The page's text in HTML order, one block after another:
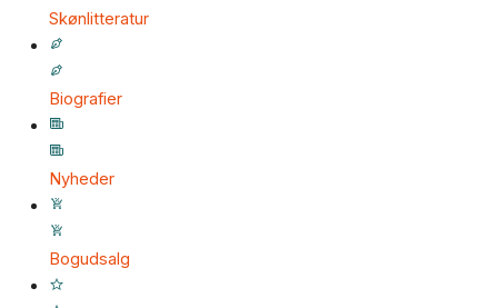
Skønlitteratur
Biografier
Nyheder
Bogudsalg